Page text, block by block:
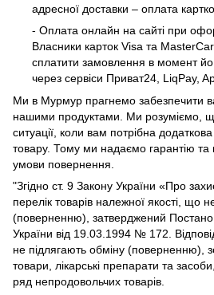
адресної доставки – оплата
- Оплата онлайн на сайті при
Власники карток Visa та
сплатити замовлення в момент
через сервіси Приват24, LiqPay,
Ми в Мурмур прагнемо забезпечити
нашими продуктами. Ми розуміємо,
ситуації, коли вам потрібна
товару. Тому ми надаємо гарантію та
умови повернення.
"Згідно ст. 9 Закону України «Про
перелік товарів належної якості, що
(поверненню), затверджений
України від 19.03.1994 № 172.
не підлягають обміну (поверненню),
товари, лікарські препарати та
ряд непродовольчих товарів.